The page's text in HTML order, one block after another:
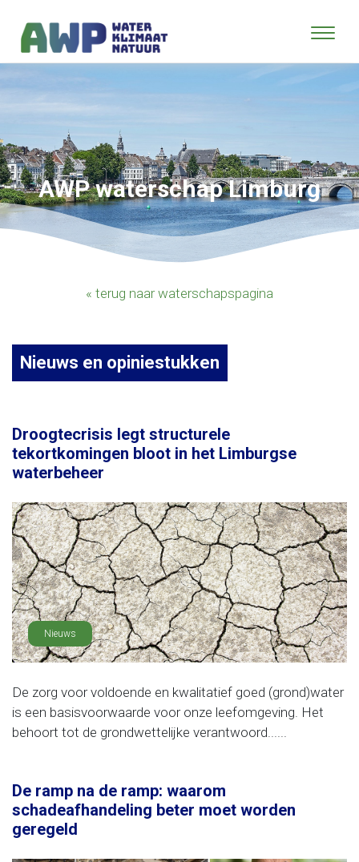
AWP waterschap Limburg
« terug naar waterschapspagina
Nieuws en opiniestukken
Droogtecrisis legt structurele
tekortkomingen bloot in het Limburgse
waterbeheer
Nieuws
De zorg voor voldoende en kwalitatief goed (grond)water
is een basisvoorwaarde voor onze leefomgeving. Het
behoort tot de grondwettelijke verantwoord......
De ramp na de ramp: waarom
schadeafhandeling beter moet worden
geregeld